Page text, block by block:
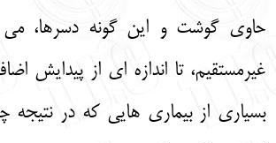
حاوی گوشت و این گونه دسرها،
غیرمستقیم، تا اندازه‌ ای از پیدایش
بسیاری از بیماری‌ هایی که در نتیجه